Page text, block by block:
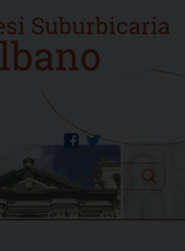
twitter
facebook
Search